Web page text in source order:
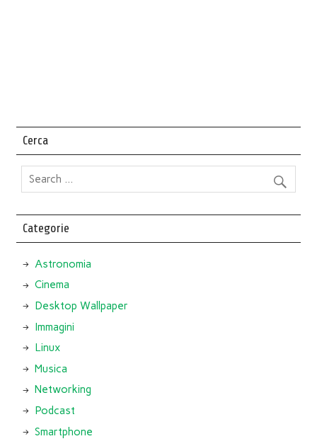
Cerca
Categorie
Astronomia
Cinema
Desktop Wallpaper
Immagini
Linux
Musica
Networking
Podcast
Smartphone